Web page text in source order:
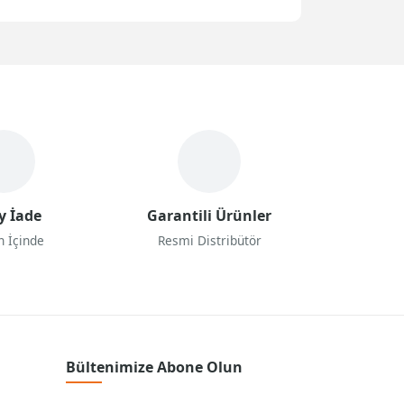
İade
İçinde
Garantili Ürünler
Resmi Distribütör
Bültenimize Abone Olun